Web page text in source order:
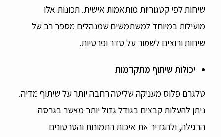
שיחות לפי קטגוריות מותאמות אישית. תכונות אלו
מועילות במיוחד למשתמשים שמנהלים מספר רב של
שיחות ורוצים לשמור על סדר ופרטיות.
יכולות שיתוף מתקדמות
טלגרם פלוס מעניקה שליטה רחבה יותר על שיתוף מדיה.
ניתן להעלות קבצים בגודל גדול יותר מאשר בגרסה
הרגילה, ולהגדיר את איכות התמונות והסרטונים